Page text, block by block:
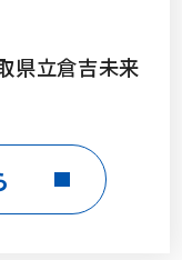
県立倉吉未来